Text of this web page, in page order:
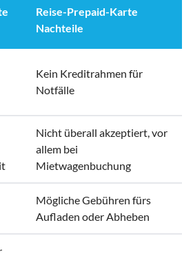
Reise-Prepaid-Karte
Nachteile
Kein Kreditrahmen für
Notfälle
Nicht überall akzeptiert, vor
allem bei
Mietwagenbuchung
Mögliche Gebühren fürs
Aufladen oder Abheben